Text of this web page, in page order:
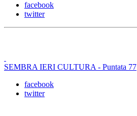
facebook
twitter
SEMBRA IERI CULTURA - Puntata 77
facebook
twitter